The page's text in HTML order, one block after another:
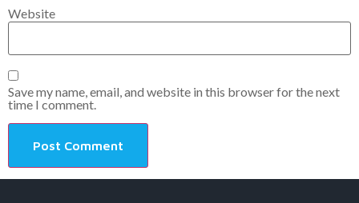
Website
Save my name, email, and website in this browser for the next
time I comment.